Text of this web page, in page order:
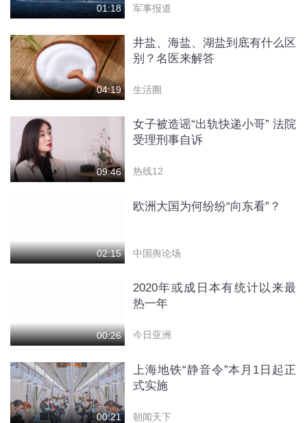
01:18 军事报道
04:19
井盐、海盐、湖盐到底有什么区
别？名医来解答
生活圈
09:46
女子被造谣“出轨快递小哥” 法院
受理刑事自诉
热线12
02:15
欧洲大国为何纷纷“向东看”？
中国舆论场
00:26
2020年或成日本有统计以来最
热一年
今日亚洲
00:21
上海地铁“静音令”本月1日起正
式实施
朝闻天下